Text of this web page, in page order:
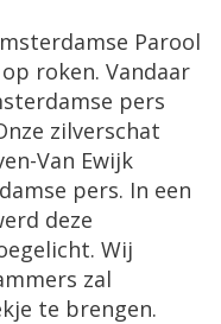
Parool
roken. Vandaar
pers
zilverschat
Van Ewijk
pers. In een
deze
Wij
zal
te brengen.